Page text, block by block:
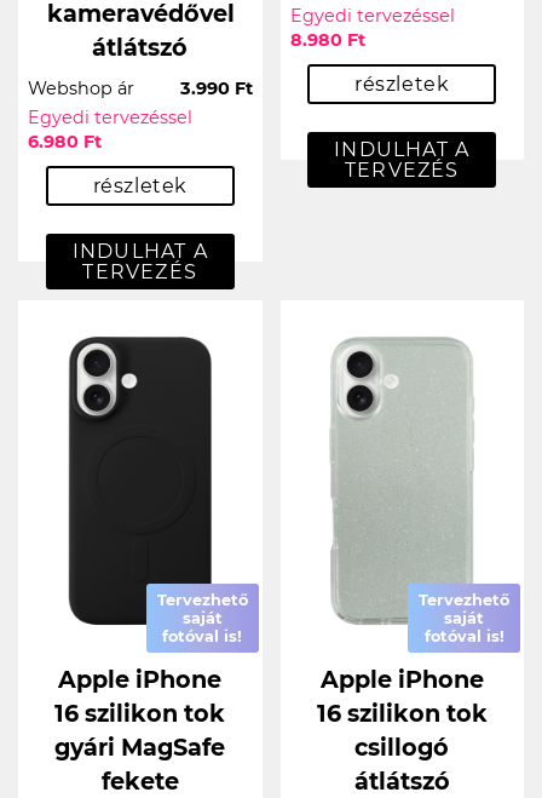
kameravédővel
átlátszó
Webshop ár
3.990 Ft
Egyedi tervezéssel
6.980 Ft
részletek
INDULHAT A
TERVEZÉS
Egyedi tervezéssel
8.980 Ft
részletek
INDULHAT A
TERVEZÉS
Tervezhető
saját
fotóval is!
Apple iPhone
16 szilikon tok
gyári MagSafe
fekete
Tervezhető
saját
fotóval is!
Apple iPhone
16 szilikon tok
csillogó
átlátszó